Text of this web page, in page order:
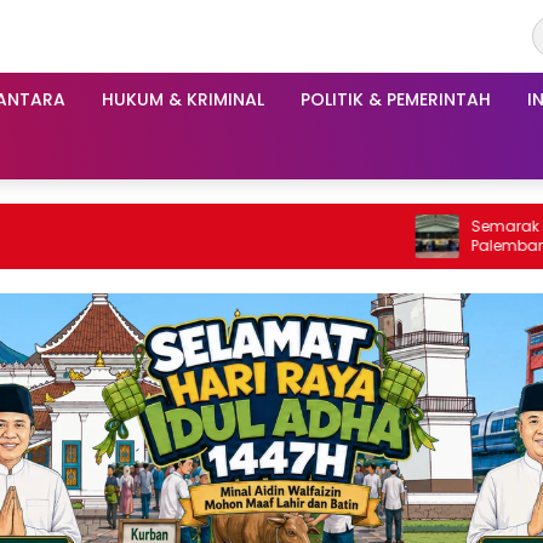
HUKUM & KRIMINAL POLITIK & PEMERINTAH
Semarak HUT ke-81 RI, Pegawai
Palembang Ikuti Lomba Catur
Antar Pegawai